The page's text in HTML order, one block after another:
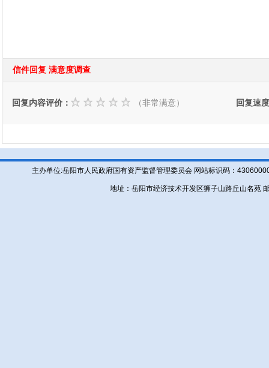
信件回复 满意度调查
回复内容评价： （非常满意） 回复速